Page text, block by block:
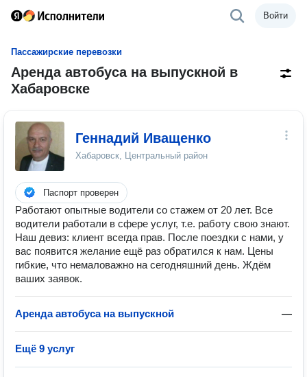
Войти
Пассажирские перевозки
Аренда автобуса на выпускной в
Хабаровске
Геннадий Иващенко
Хабаровск, Центральный район
Паспорт проверен
Работают опытные водители со стажем от 20 лет. Все
водители работали в сфере услуг, т.е. работу свою знают.
Наш девиз: клиент всегда прав. После поездки с нами, у
вас появится желание ещё раз обратился к нам. Цены
гибкие, что немаловажно на сегодняшний день. Ждём
ваших заявок.
Аренда автобуса на выпускной —
Ещё 9 услуг